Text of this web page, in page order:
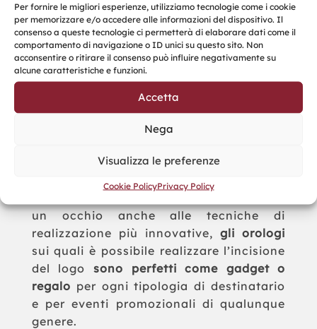
Per fornire le migliori esperienze, utilizziamo tecnologie come i cookie
per memorizzare e/o accedere alle informazioni del dispositivo. Il
consenso a queste tecnologie ci permetterà di elaborare dati come il
comportamento di navigazione o ID unici su questo sito. Non
acconsentire o ritirare il consenso può influire negativamente su
alcune caratteristiche e funzioni.
Accetta
Nega
Visualizza le preferenze
Cookie PolicyPrivacy Policy
possono essere personalizzati sia per
creare ungadget sportivo e informale,
sia per regalare alla clientela più formale
e raffinata ungadget che parli del
prestigio dell’Aziendarappresentata.
Tutto questo con un semplice orologio?
Sì, perché si tratta di un
destinatario in base al design e ai
materiali di realizzazione. Adattandosi
un occhio anche alle tecniche di
realizzazione più innovative,gli orologi
sui quali è possibile realizzare l’incisione
del logo sono perfetti come gadget o
regalo per ogni tipologia di destinatario
e per eventi promozionali di qualunque
genere.